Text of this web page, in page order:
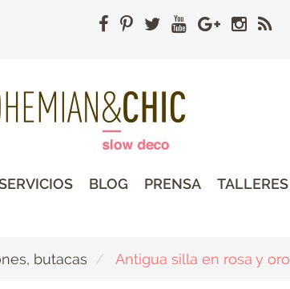
BLOG PRENSA TALLERES
butacas Antigua silla en rosa y oro